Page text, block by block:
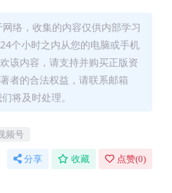
络，收集的内容仅供内部学习
个小时之内从您的电脑或手机
该内容，请支持并购买正版资
者的合法权益，请联系邮箱
将及时处理。
频号
分享 收藏 点赞(0)